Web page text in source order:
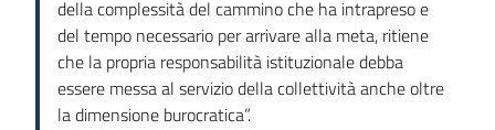
della complessità del cammino che ha intrapreso e
del tempo necessario per arrivare alla meta, ritiene
che la propria responsabilità istituzionale debba
essere messa al servizio della collettività anche oltre
la dimensione burocratica”.